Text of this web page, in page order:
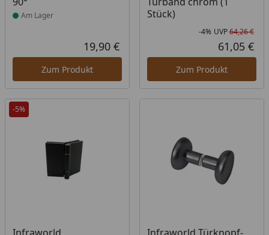
Am Lager
Aktueller Preis
19,90 €
Zum Produkt
Stück)
-4% UVP64,26 €
61,05 €
Zum Produkt
-5%